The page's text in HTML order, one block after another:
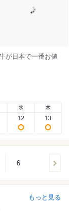
が日本で一番お値
水
12
木
13
6
もっと見る